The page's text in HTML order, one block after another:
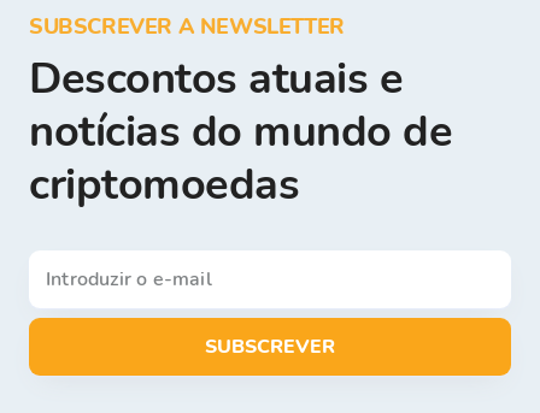
SUBSCREVER A NEWSLETTER
Descontos atuais e
notícias do mundo de
criptomoedas
SUBSCREVER